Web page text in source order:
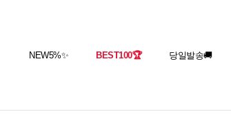
NEW5%✨ BEST100🏆 당일발송🚚